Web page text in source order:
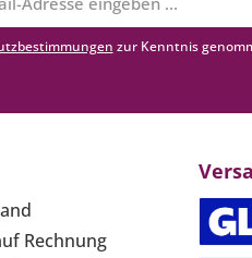
Mail-
Adresse*
zur Kenntnis
Rechnung